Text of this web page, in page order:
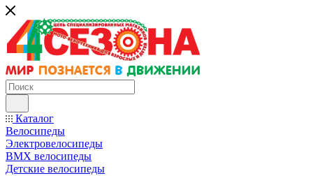
Каталог
Велосипеды
Электровелосипеды
BMX велосипеды
Детские велосипеды